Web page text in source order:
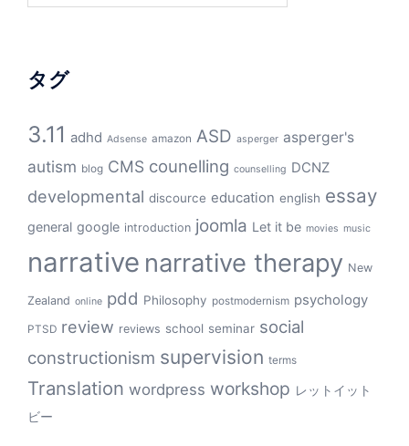
タグ
3.11 adhd Adsense amazon ASD asperger asperger's
autism blog CMS counelling counselling DCNZ
developmental discource education english essay
general google introduction joomla Let it be movies music
narrative narrative therapy New
Zealand online pdd Philosophy postmodernism psychology
PTSD review reviews school seminar social
constructionism supervision terms
Translation wordpress workshop レットイット
ビー